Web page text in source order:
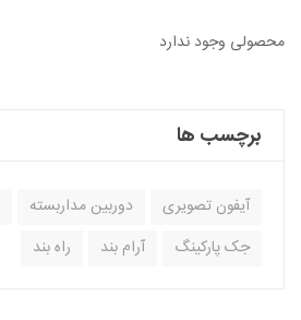
محصولی وجود ندارد
برچسب ها
آیفون تصویری دوربین مداربسته
جک پارکینگ
آرام بند راه بند